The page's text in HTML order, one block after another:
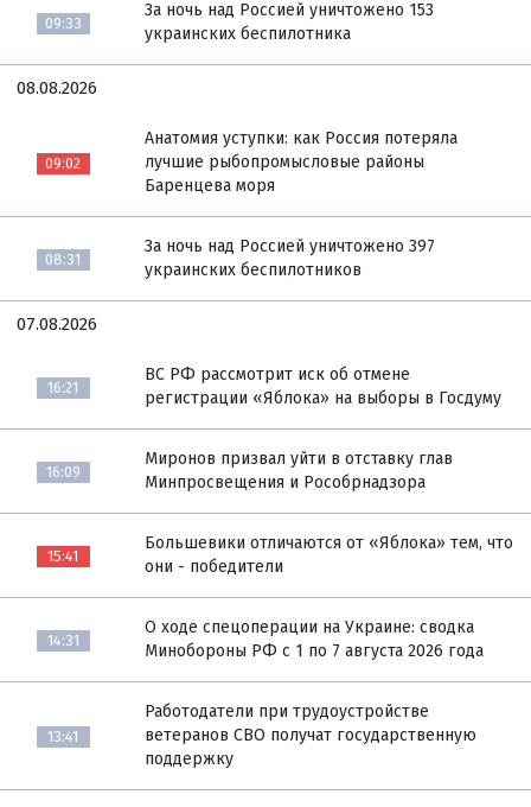
09:33
За ночь над Россией уничтожено 153
украинских беспилотника
08.08.2026
09:02
Анатомия уступки: как Россия потеряла
лучшие рыбопромысловые районы
Баренцева моря
08:31
За ночь над Россией уничтожено 397
украинских беспилотников
07.08.2026
16:21
ВС РФ рассмотрит иск об отмене
регистрации «Яблока» на выборы в Госдуму
16:09
Миронов призвал уйти в отставку глав
Минпросвещения и Рособрнадзора
15:41
Большевики отличаются от «Яблока» тем, что
они - победители
14:31
О ходе спецоперации на Украине: сводка
Минобороны РФ с 1 по 7 августа 2026 года
13:41
Работодатели при трудоустройстве
ветеранов СВО получат государственную
поддержку